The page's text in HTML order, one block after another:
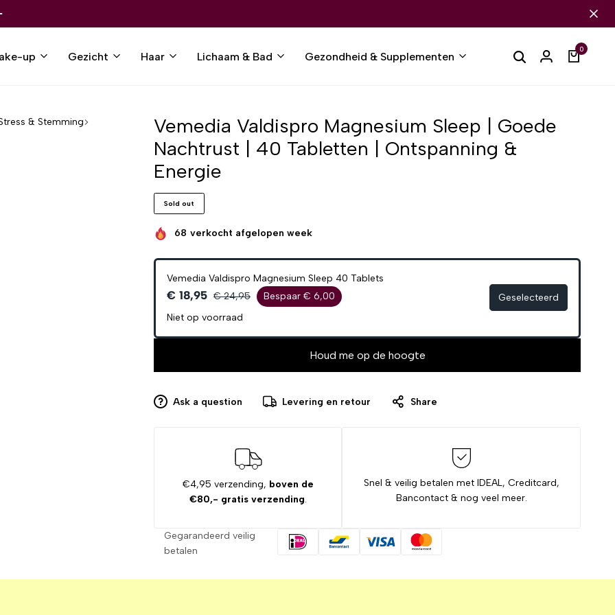
up Gezicht Haar Lichaam & Bad Gezondheid & Supplementen
0
& Stemming
Vemedia Valdispro Magnesium Sleep | Goede
Nachtrust | 40 Tabletten | Ontspanning &
Energie
Sold out
68 verkocht afgelopen week
Vemedia Valdispro Magnesium Sleep 40 Tablets
€ 18,95 € 24,95
Bespaar € 6,00
Niet op voorraad
Geselecteerd
Houd me op de hoogte
Ask a question Levering en retour Share
€4,95 verzending, boven de
€80,- gratis verzending.
Snel & veilig betalen met IDEAL, Creditcard,
Bancontact & nog veel meer.
Gegarandeerd veilig
betalen